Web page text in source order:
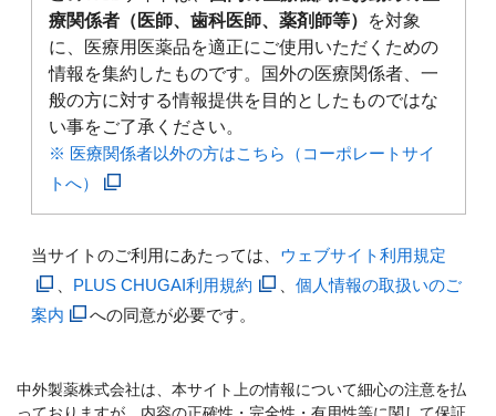
療関係者（医師、歯科医師、薬剤師等）
を対象
に、医療用医薬品を適正にご使用いただくための
情報を集約したものです。国外の医療関係者、一
般の方に対する情報提供を目的としたものではな
い事をご了承ください。
※ 医療関係者以外の方はこちら（コーポレートサイ
トへ）
当サイトのご利用にあたっては、 ウェブサイト利用規定
PLUS CHUGAI利用規約
個人情報の取扱いのご
案内
への同意が必要です。
中外製薬株式会社は、本サイト上の情報について細心の注意を払
っておりますが、内容の正確性・完全性・有用性等に関して保証